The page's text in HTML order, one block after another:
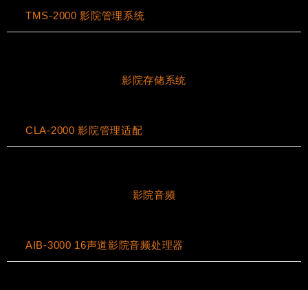
TMS-2000 影院管理系统
影院存储系统
CLA-2000 影院管理适配
影院音频
AIB-3000 16声道影院音频处理器